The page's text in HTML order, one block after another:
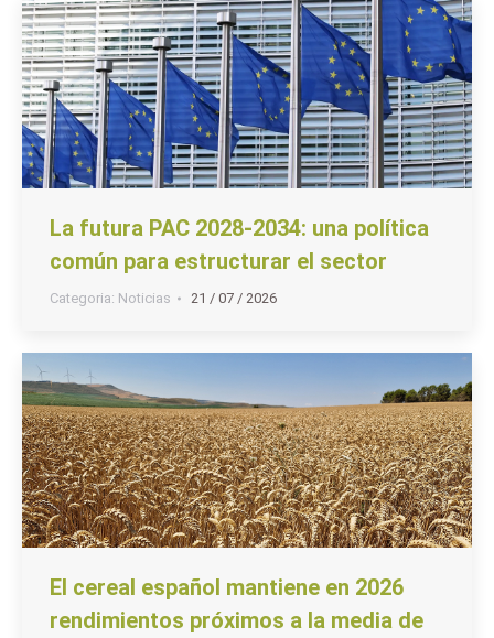
La futura PAC 2028-2034: una política
común para estructurar el sector
Categoria: Noticias 21 / 07 / 2026
El cereal español mantiene en 2026
rendimientos próximos a la media de